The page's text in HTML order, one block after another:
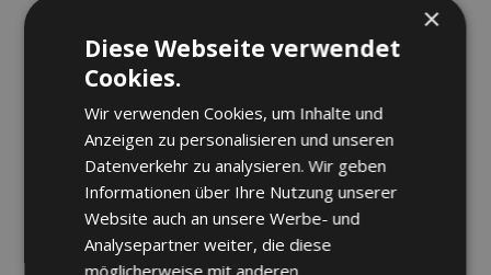
4 x Bettgestell, Matratze, Bettwäsche, Kissen, Decke
Fußmatte
Nachttisch
Licht
4 Stühle
Garderobe
Spiegel
Aufbau, Abbau, Endreinigung
Kosten pro Person/Nacht: 69,99 €
×
Diese Webseite verwendet
Cookies.
Wir verwenden Cookies, um Inhalte und
Anzeigen zu personalisieren und unseren
Datenverkehr zu analysieren. Wir geben
Informationen über Ihre Nutzung unserer
Website auch an unsere Werbe- und
Analysepartner weiter, die diese
möglicherweise mit anderen